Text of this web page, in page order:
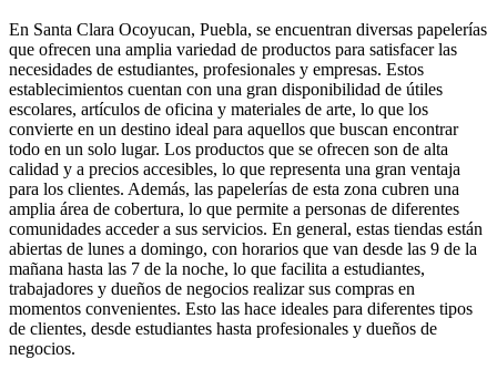
En Santa Clara Ocoyucan, Puebla, se encuentran diversas papelerías
que ofrecen una amplia variedad de productos para satisfacer las
necesidades de estudiantes, profesionales y empresas. Estos
establecimientos cuentan con una gran disponibilidad de útiles
escolares, artículos de oficina y materiales de arte, lo que los
convierte en un destino ideal para aquellos que buscan encontrar
todo en un solo lugar. Los productos que se ofrecen son de alta
calidad y a precios accesibles, lo que representa una gran ventaja
para los clientes. Además, las papelerías de esta zona cubren una
amplia área de cobertura, lo que permite a personas de diferentes
comunidades acceder a sus servicios. En general, estas tiendas están
abiertas de lunes a domingo, con horarios que van desde las 9 de la
mañana hasta las 7 de la noche, lo que facilita a estudiantes,
trabajadores y dueños de negocios realizar sus compras en
momentos convenientes. Esto las hace ideales para diferentes tipos
de clientes, desde estudiantes hasta profesionales y dueños de
negocios.